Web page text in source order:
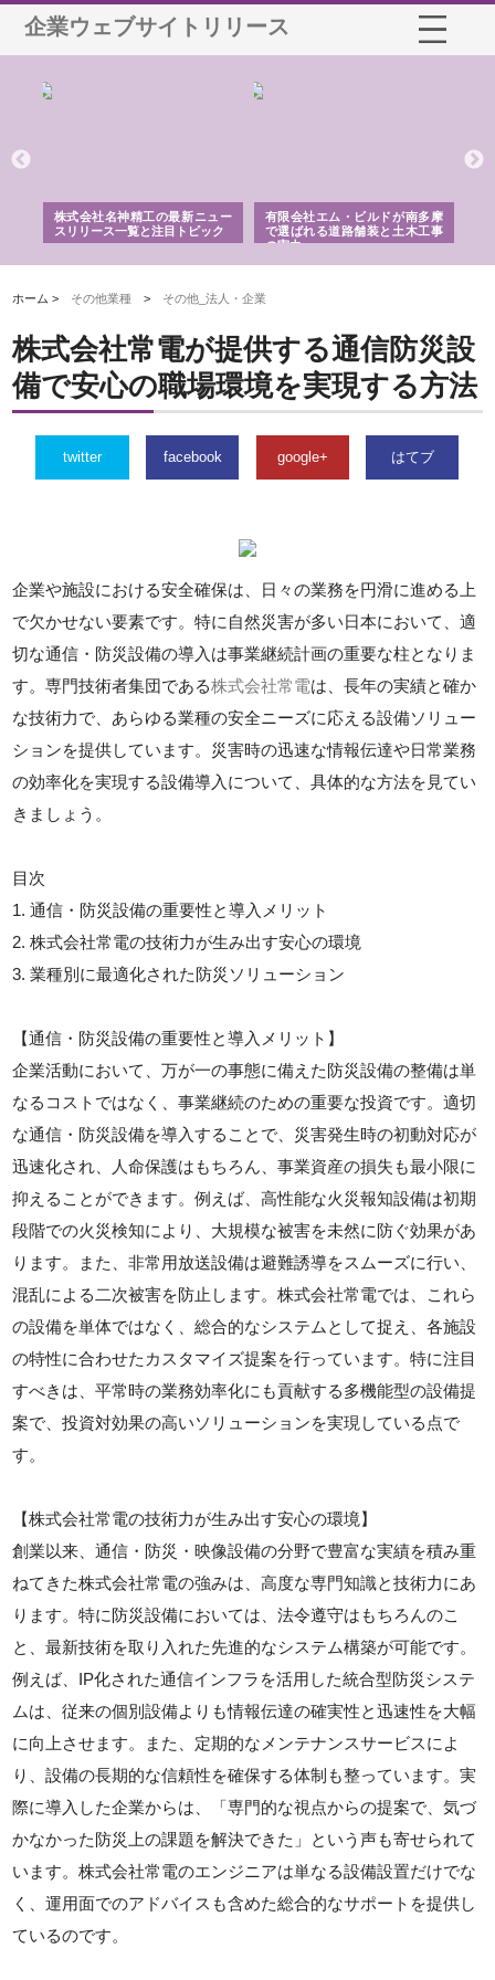
企業ウェブサイトリリース
株式会社名神精工の最新ニュー
スリリース一覧と注目トピック
有限会社エム・ビルドが南多摩
で選ばれる道路舗装と土木工事
の実力
ホーム > その他業種 > その他_法人・企業
株式会社常電が提供する通信防災設
備で安心の職場環境を実現する方法
twitter facebook google+ はてブ
企業や施設における安全確保は、日々の業務を円滑に進める上
で欠かせない要素です。特に自然災害が多い日本において、適
切な通信・防災設備の導入は事業継続計画の重要な柱となりま
す。専門技術者集団である株式会社常電は、長年の実績と確か
な技術力で、あらゆる業種の安全ニーズに応える設備ソリュー
ションを提供しています。災害時の迅速な情報伝達や日常業務
の効率化を実現する設備導入について、具体的な方法を見てい
きましょう。
目次
1. 通信・防災設備の重要性と導入メリット
2. 株式会社常電の技術力が生み出す安心の環境
3. 業種別に最適化された防災ソリューション
【通信・防災設備の重要性と導入メリット】
企業活動において、万が一の事態に備えた防災設備の整備は単
なるコストではなく、事業継続のための重要な投資です。適切
な通信・防災設備を導入することで、災害発生時の初動対応が
迅速化され、人命保護はもちろん、事業資産の損失も最小限に
抑えることができます。例えば、高性能な火災報知設備は初期
段階での火災検知により、大規模な被害を未然に防ぐ効果があ
ります。また、非常用放送設備は避難誘導をスムーズに行い、
混乱による二次被害を防止します。株式会社常電では、これら
の設備を単体ではなく、総合的なシステムとして捉え、各施設
の特性に合わせたカスタマイズ提案を行っています。特に注目
すべきは、平常時の業務効率化にも貢献する多機能型の設備提
案で、投資対効果の高いソリューションを実現している点で
す。
【株式会社常電の技術力が生み出す安心の環境】
創業以来、通信・防災・映像設備の分野で豊富な実績を積み重
ねてきた株式会社常電の強みは、高度な専門知識と技術力にあ
ります。特に防災設備においては、法令遵守はもちろんのこ
と、最新技術を取り入れた先進的なシステム構築が可能です。
例えば、IP化された通信インフラを活用した統合型防災システ
ムは、従来の個別設備よりも情報伝達の確実性と迅速性を大幅
に向上させます。また、定期的なメンテナンスサービスによ
り、設備の長期的な信頼性を確保する体制も整っています。実
際に導入した企業からは、「専門的な視点からの提案で、気づ
かなかった防災上の課題を解決できた」という声も寄せられて
います。株式会社常電のエンジニアは単なる設備設置だけでな
く、運用面でのアドバイスも含めた総合的なサポートを提供し
ているのです。